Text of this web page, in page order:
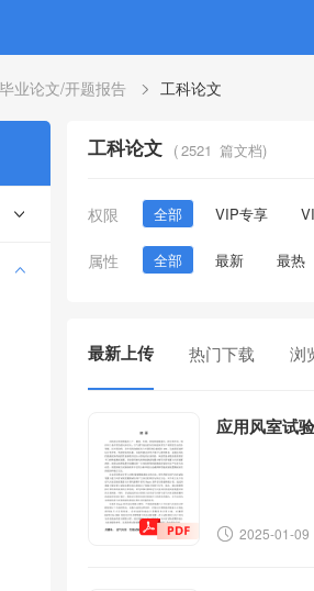
毕业论文/开题报告 工科论文
工科论文 (2521 篇文档)
权限 全部 VIP专享
属性 全部 最新 最热
最新上传 热门下载 浏
应用风室试
2025-01-09